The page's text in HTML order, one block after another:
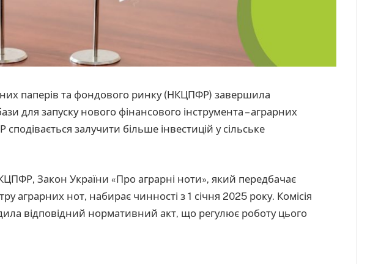
паперів та фондового ринку (НКЦПФР) завершила
для запуску нового фінансового інструмента – аграрних
залучити більше інвестицій у сільське
Закон України «Про аграрні ноти», який передбачає
аграрних нот, набирає чинності з 1 січня 2025 року. Комісія
відповідний нормативний акт, що регулює роботу цього